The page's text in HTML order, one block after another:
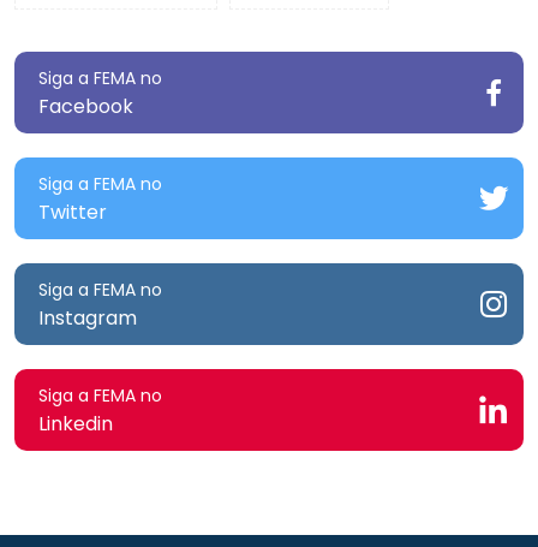
Siga a FEMA no
Facebook
Siga a FEMA no
Twitter
Siga a FEMA no
Instagram
Siga a FEMA no
Linkedin